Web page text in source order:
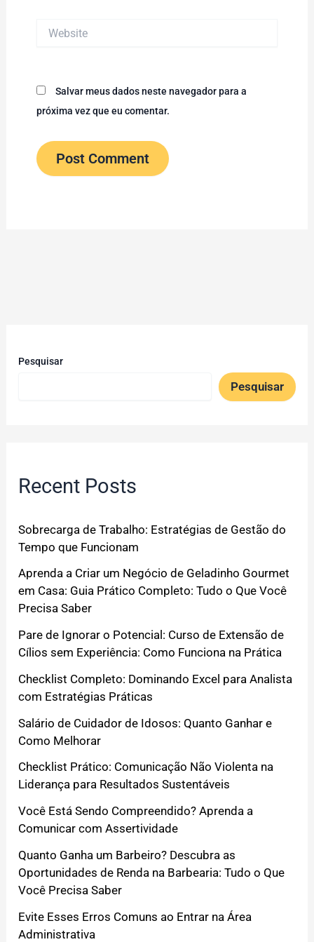
Salvar meus dados neste navegador para a
próxima vez que eu comentar.
Pesquisar
Pesquisar
Recent Posts
Sobrecarga de Trabalho: Estratégias de Gestão do
Tempo que Funcionam
Aprenda a Criar um Negócio de Geladinho Gourmet
em Casa: Guia Prático Completo: Tudo o Que Você
Precisa Saber
Pare de Ignorar o Potencial: Curso de Extensão de
Cílios sem Experiência: Como Funciona na Prática
Checklist Completo: Dominando Excel para Analista
com Estratégias Práticas
Salário de Cuidador de Idosos: Quanto Ganhar e
Como Melhorar
Checklist Prático: Comunicação Não Violenta na
Liderança para Resultados Sustentáveis
Você Está Sendo Compreendido? Aprenda a
Comunicar com Assertividade
Quanto Ganha um Barbeiro? Descubra as
Oportunidades de Renda na Barbearia: Tudo o Que
Você Precisa Saber
Evite Esses Erros Comuns ao Entrar na Área
Administrativa